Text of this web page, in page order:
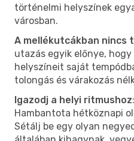
történelmi helyszínek
városban.
A mellékutcákban nincs
utazás egyik előnye,
helyszíneit saját
tolongás és várakozás
Igazodj a helyi ritmushoz
Hambantota hétköznapi
Sétálj be egy olyan